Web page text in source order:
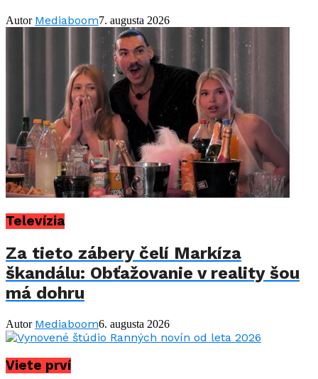
Autor Mediaboom7. augusta 2026
Televízia
Za tieto zábery čelí Markíza
škandálu: Obťažovanie v reality šou
má dohru
Autor Mediaboom6. augusta 2026
Viete prví